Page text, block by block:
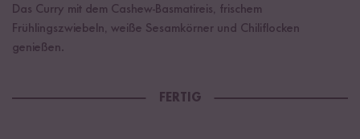
Das Curry mit dem Cashew-Basmatireis, frischem
Frühlingszwiebeln, weiße Sesamkörner und Chiliflocken
genießen.
FERTIG